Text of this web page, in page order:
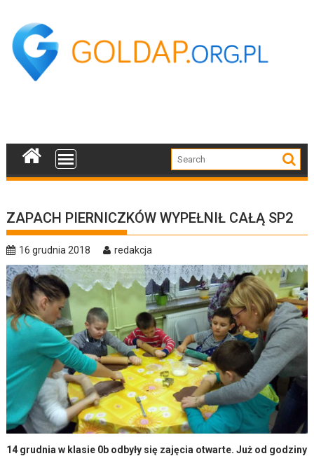
content
ZAPACH PIERNICZKÓW WYPEŁNIŁ CAŁĄ SP2
16 grudnia 2018 redakcja
14 grudnia w klasie 0b odbyły się zajęcia otwarte. Już od godziny